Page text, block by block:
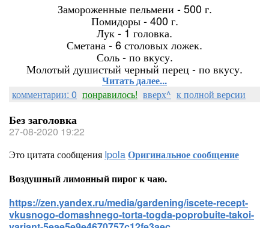
Замороженные пельмени - 500 г.
Помидоры - 400 г.
Лук - 1 головка.
Сметана - 6 столовых ложек.
Соль - по вкусу.
Молотый душистый черный перец - по вкусу.
Читать далее...
комментарии: 0 понравилось! вверх^ к полной версии
Без заголовка
27-08-2020 19:22
Это цитата сообщения IpolaОригинальное сообщение
Воздушный лимонный пирог к чаю.
https://zen.yandex.ru/media/gardening/iscete-recept-
vkusnogo-domashnego-torta-togda-poprobuite-takoi-